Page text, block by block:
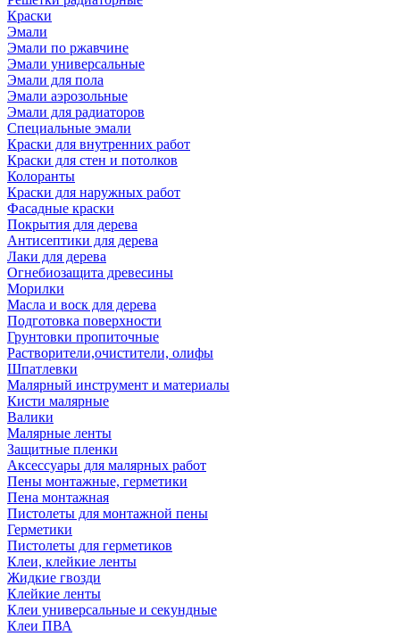
Краски
Эмали
Эмали по ржавчине
Эмали универсальные
Эмали для пола
Эмали аэрозольные
Эмали для радиаторов
Специальные эмали
Краски для внутренних работ
Краски для стен и потолков
Колоранты
Краски для наружных работ
Фасадные краски
Покрытия для дерева
Антисептики для дерева
Лаки для дерева
Огнебиозащита древесины
Морилки
Масла и воск для дерева
Подготовка поверхности
Грунтовки пропиточные
Растворители,очистители, олифы
Шпатлевки
Малярный инструмент и материалы
Кисти малярные
Валики
Малярные ленты
Защитные пленки
Аксессуары для малярных работ
Пены монтажные, герметики
Пена монтажная
Пистолеты для монтажной пены
Герметики
Пистолеты для герметиков
Клеи, клейкие ленты
Жидкие гвозди
Клейкие ленты
Клеи универсальные и секундные
Клеи ПВА